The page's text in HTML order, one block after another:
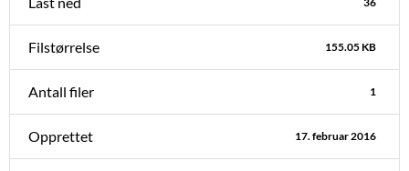
Filstørrelse 155.05 KB
Antall filer 1
Opprettet 17. februar 2016